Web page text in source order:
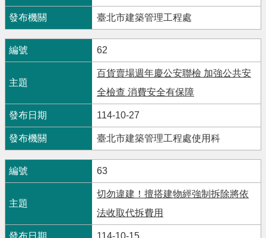
臺北市建築管理工程處
62
百貨賣場週年慶公安聯檢 加強公共安
全檢查 消費安全有保障
114-10-27
臺北市建築管理工程處使用科
63
切勿違建！擅搭建物經強制拆除將依
法收取代拆費用
114-10-15